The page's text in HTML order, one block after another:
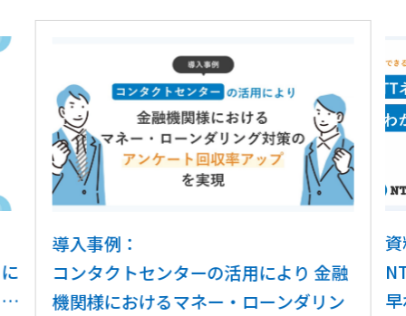
導入事例：
コンタクトセンターの活用により 金融
機関様におけるマネー・ローンダリン